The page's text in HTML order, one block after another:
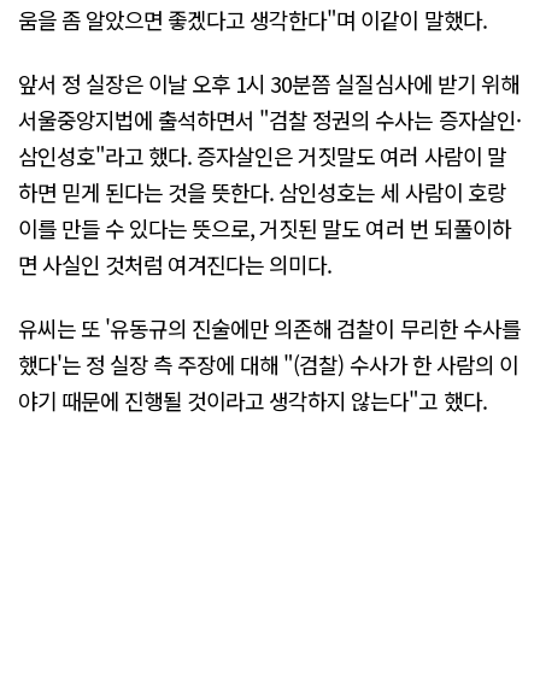
움을 좀 알았으면 좋겠다고 생각한다"며 이같이 말했다.
앞서 정 실장은 이날 오후 1시 30분쯤 실질심사에 받기 위해
서울중앙지법에 출석하면서 "검찰 정권의 수사는 증자살인·
삼인성호"라고 했다. 증자살인은 거짓말도 여러 사람이 말
하면 믿게 된다는 것을 뜻한다. 삼인성호는 세 사람이 호랑
이를 만들 수 있다는 뜻으로, 거짓된 말도 여러 번 되풀이하
면 사실인 것처럼 여겨진다는 의미다.
유씨는 또 '유동규의 진술에만 의존해 검찰이 무리한 수사를
했다'는 정 실장 측 주장에 대해 "(검찰) 수사가 한 사람의 이
야기 때문에 진행될 것이라고 생각하지 않는다"고 했다.